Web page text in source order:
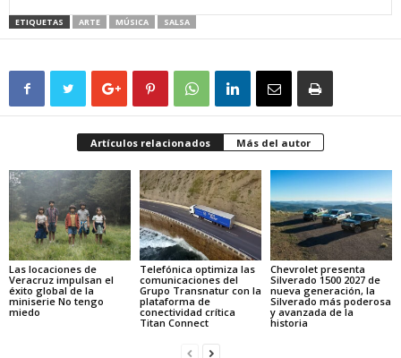
ETIQUETAS ARTE MÚSICA SALSA
Artículos relacionados Más del autor
Las locaciones de
Veracruz impulsan el
éxito global de la
miniserie No tengo
miedo
Telefónica optimiza las
comunicaciones del
Grupo Transnatur con la
plataforma de
conectividad crítica
Titan Connect
Chevrolet presenta
Silverado 1500 2027 de
nueva generación, la
Silverado más poderosa
y avanzada de la
historia